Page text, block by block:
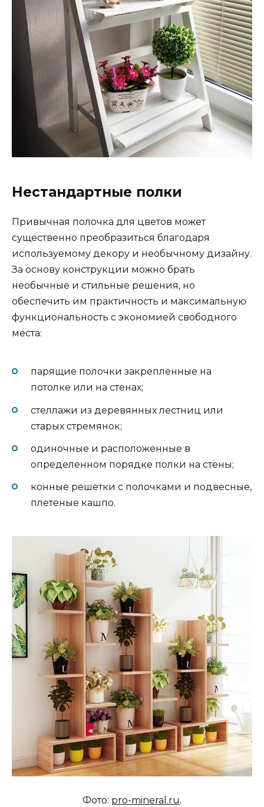
Нестандартные полки
Привычная полочка для цветов может
существенно преобразиться благодаря
используемому декору и необычному дизайну.
За основу конструкции можно брать
необычные и стильные решения, но
обеспечить им практичность и максимальную
функциональность с экономией свободного
места:
парящие полочки закрепленные на
потолке или на стенах;
стеллажи из деревянных лестниц или
старых стремянок;
одиночные и расположенные в
определенном порядке полки на стены;
конные решетки с полочками и подвесные,
плетеные кашпо.
Фото: pro-mineral.ru.